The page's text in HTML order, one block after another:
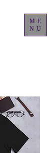
ME
NU